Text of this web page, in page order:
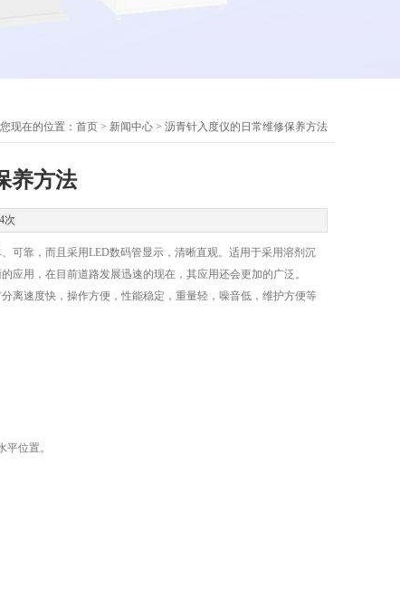
您现在的位置： 首页 > 新闻中心 > 沥青针入度仪的日常维修保养方法
养方法
次
可靠，而且采用LED数码管显示，清晰直观。适用于采用溶剂沉
用，在目前道路发展迅速的现在，其应用还会更加的广泛。
速度快，操作方便，性能稳定，重量轻，噪音低，维护方便等
位置。